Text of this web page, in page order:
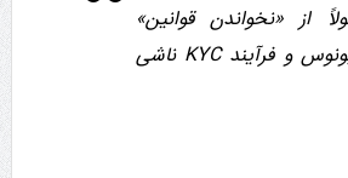
از «نخواندن قوانین»
به‌ویژه درباره بونوس و فرآیند KYC ناشی